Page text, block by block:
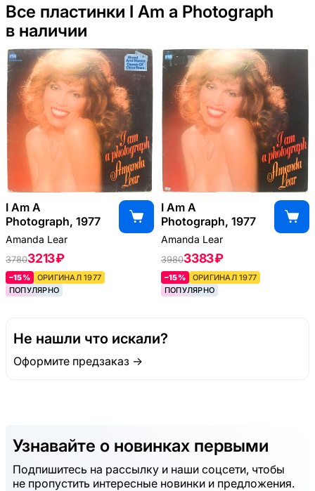
Все пластинки I Am a Photograph
в наличии
I Am A
Photograph, 1977
Amanda Lear
37803213 ₽
–15%
ОРИГИНАЛ 1977
ПОПУЛЯРНО
I Am A
Photograph, 1977
Amanda Lear
39803383 ₽
–15%
ОРИГИНАЛ 1977
ПОПУЛЯРНО
Не нашли что искали?
Оформите предзаказ →
Узнавайте о новинках первыми
Подпишитесь на рассылку и наши соцсети, чтобы
не пропустить интересные новинки и предложения.